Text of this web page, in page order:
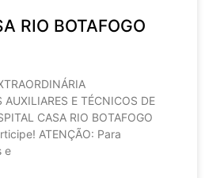
RIO BOTAFOGO
AUXILIARES E TÉCNICOS DE
CASA RIO BOTAFOGO
ATENÇÃO: Para
e